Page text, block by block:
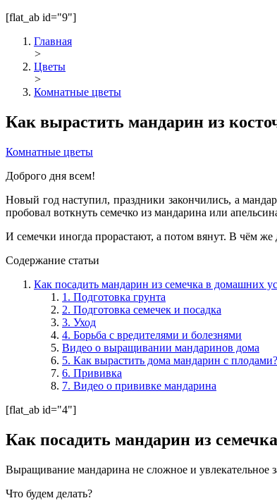
[flat_ab id="9"]
Главная
>
Цветы
>
Комнатные цветы
Как вырастить мандарин из
Комнатные цветы
Доброго дня всем!
Новый год наступил, праздники закончились, а
пробовал воткнуть семечко из мандарина или
И семечки иногда прорастают, а потом вянут. В чём
Содержание статьи
Как посадить мандарин из семечка в домашних
1. Подготовка грунта
2. Подготовка семечек и посадка
3. Уход
4. Борьба с вредителями и болезнями
Видео о выращивании мандаринов дома
5. Как вырастить дома мандарин с плодами?
6. Прививка
7. Видео о прививке мандарина
[flat_ab id="4"]
Как посадить мандарин из
Выращивание мандарина не сложное и увлекательное
Что будем делать?